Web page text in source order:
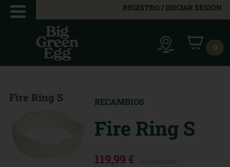
REGISTRO / INICIAR SESIÓN
0
Fire Ring S RECAMBIOS
Fire Ring S
119,99 €